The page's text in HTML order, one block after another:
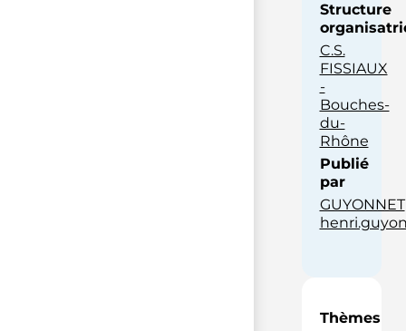
Structure
C.S.
FISSIAUX
-
Bouches-
du-
Rhône
Publié
par
GUYONNET
Thèmes